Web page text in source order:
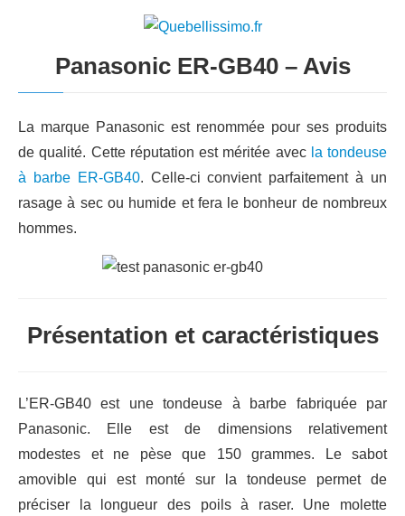
Panasonic ER-GB40 – Avis
La marque Panasonic est renommée pour ses produits
de qualité. Cette réputation est méritée avec la tondeuse
à barbe ER-GB40. Celle-ci convient parfaitement à un
rasage à sec ou humide et fera le bonheur de nombreux
hommes.
Présentation et caractéristiques
L’ER-GB40 est une tondeuse à barbe fabriquée par
Panasonic. Elle est de dimensions relativement
modestes et ne pèse que 150 grammes. Le sabot
amovible qui est monté sur la tondeuse permet de
préciser la longueur des poils à raser. Une molette